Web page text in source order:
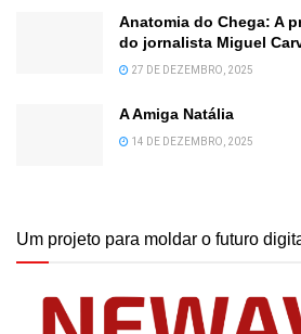
Anatomia do Chega: A
do jornalista Miguel
27 DE DEZEMBRO, 2025
A Amiga Natália
14 DE DEZEMBRO, 2025
Um projeto para moldar o futuro